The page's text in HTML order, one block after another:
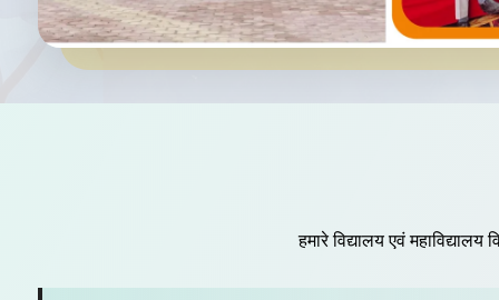
हमारे विद्यालय एवं